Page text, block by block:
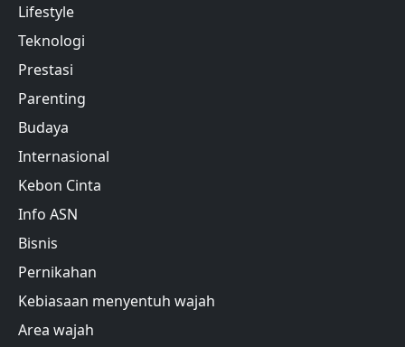
Lifestyle
Teknologi
Prestasi
Parenting
Budaya
Internasional
Kebon Cinta
Info ASN
Bisnis
Pernikahan
Kebiasaan menyentuh wajah
Area wajah